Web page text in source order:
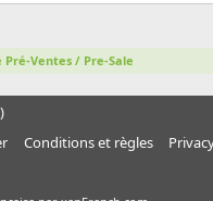
Pré-Ventes / Pre-Sale
Conditions et règles